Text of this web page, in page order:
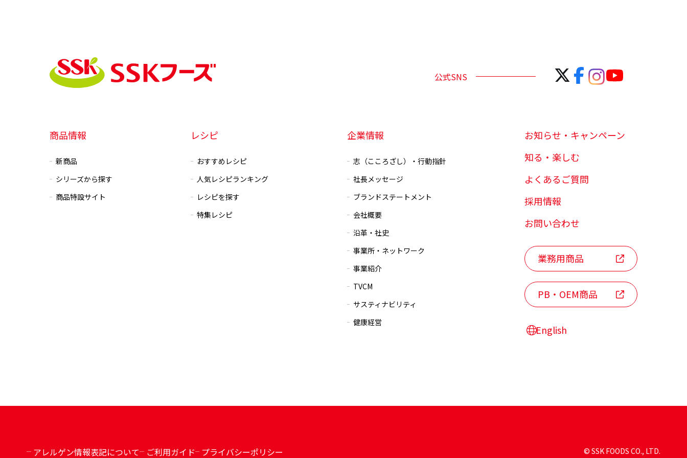
公式SNS
商品情報
新商品
シリーズから探す
商品特設サイト
レシピ
おすすめレシピ
人気レシピランキング
レシピを探す
特集レシピ
企業情報
志（こころざし）・行動指針
社長メッセージ
ブランドステートメント
会社概要
沿革・社史
事業所・ネットワーク
事業紹介
TVCM
サスティナビリティ
健康経営
お知らせ・キャンペーン
知る・楽しむ
よくあるご質問
採用情報
お問い合わせ
業務用商品
PB・OEM商品
English
アレルゲン情報表記について ご利用ガイド プライバシーポリシー © SSK FOODS CO., LTD.